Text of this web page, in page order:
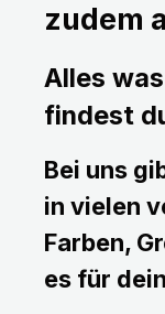
zudem
Alles
findest
Bei uns
in vielen
Farben,
es für